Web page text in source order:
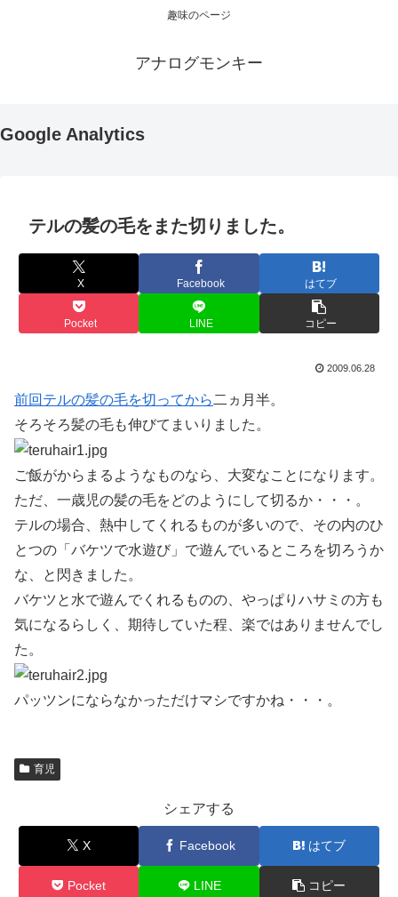
趣味のページ
アナログモンキー
Google Analytics
テルの髪の毛をまた切りました。
X Facebook はてブ
Pocket LINE コピー
2009.06.28
前回テルの髪の毛を切ってから 二ヵ月半。
そろそろ髪の毛も伸びてまいりました。
ご飯がからまるようなものなら、大変なことになります。
ただ、一歳児の髪の毛をどのようにして切るか・・・。
テルの場合、熱中してくれるものが多いので、その内のひ
とつの「バケツで水遊び」で遊んでいるところを切ろうか
な、と閃きました。
バケツと水で遊んでくれるものの、やっぱりハサミの方も
気になるらしく、期待していた程、楽ではありませんでし
た。
パッツンにならなかっただけマシですかね・・・。
育児
シェアする
X Facebook はてブ
Pocket LINE コピー